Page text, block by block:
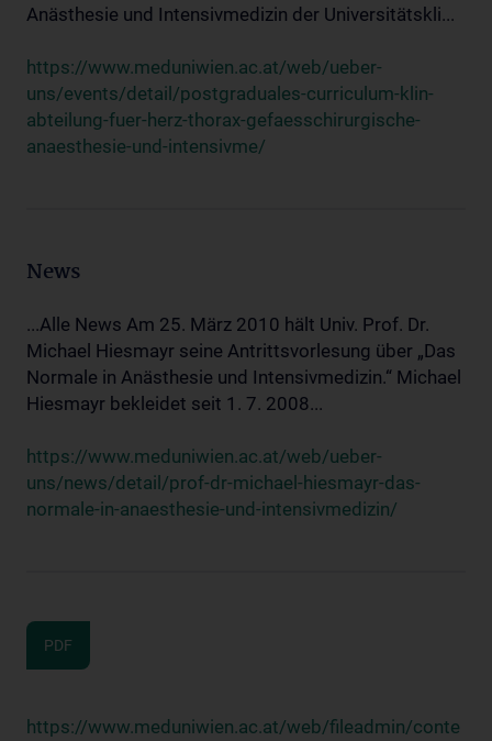
Anästhesie und Intensivmedizin der Universitätskli...
https://www.meduniwien.ac.at/web/ueber-
uns/events/detail/postgraduales-curriculum-klin-
abteilung-fuer-herz-thorax-gefaesschirurgische-
anaesthesie-und-intensivme/
News
...Alle News Am 25. März 2010 hält Univ. Prof. Dr.
Michael Hiesmayr seine Antrittsvorlesung über „Das
Normale in Anästhesie und Intensivmedizin.“ Michael
Hiesmayr bekleidet seit 1. 7. 2008...
https://www.meduniwien.ac.at/web/ueber-
uns/news/detail/prof-dr-michael-hiesmayr-das-
normale-in-anaesthesie-und-intensivmedizin/
PDF
https://www.meduniwien.ac.at/web/fileadmin/conte